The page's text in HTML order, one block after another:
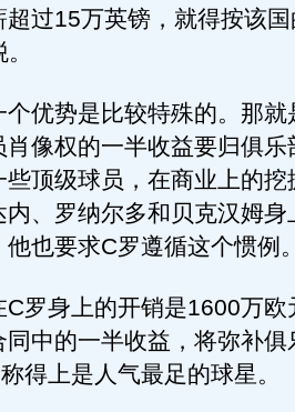
过15万英镑，就得按该
势是比较特殊的。那就
肖像权的一半收益要归俱乐
顶级球员，在商业上的挖
、罗纳尔多和贝克汉姆身
也要求C罗遵循这个惯例
身上的开销是1600万欧
同中的一半收益，将弥补
得上是人气最足的球星。